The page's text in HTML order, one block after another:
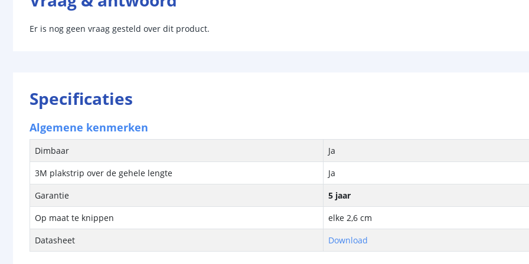
Er is nog geen vraag gesteld over dit product.
Specificaties
Algemene kenmerken
Dimbaar
Ja
3M plakstrip over de gehele lengte
Ja
Garantie
5 jaar
Op maat te knippen
elke 2,6 cm
Datasheet
Download